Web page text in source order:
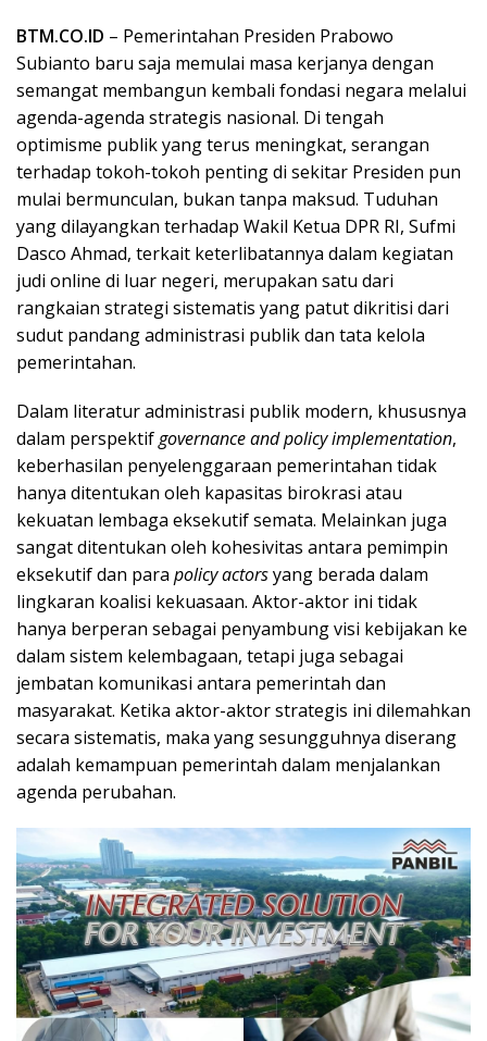
BTM.CO.ID – Pemerintahan Presiden Prabowo
Subianto baru saja memulai masa kerjanya dengan
semangat membangun kembali fondasi negara melalui
agenda-agenda strategis nasional. Di tengah
optimisme publik yang terus meningkat, serangan
terhadap tokoh-tokoh penting di sekitar Presiden pun
mulai bermunculan, bukan tanpa maksud. Tuduhan
yang dilayangkan terhadap Wakil Ketua DPR RI, Sufmi
Dasco Ahmad, terkait keterlibatannya dalam kegiatan
judi online di luar negeri, merupakan satu dari
rangkaian strategi sistematis yang patut dikritisi dari
sudut pandang administrasi publik dan tata kelola
pemerintahan.
Dalam literatur administrasi publik modern, khususnya
dalam perspektifgovernance and policy implementation,
keberhasilan penyelenggaraan pemerintahan tidak
hanya ditentukan oleh kapasitas birokrasi atau
kekuatan lembaga eksekutif semata. Melainkan juga
sangat ditentukan oleh kohesivitas antara pemimpin
eksekutif dan para policy actorsyang berada dalam
lingkaran koalisi kekuasaan. Aktor-aktor ini tidak
hanya berperan sebagai penyambung visi kebijakan ke
dalam sistem kelembagaan, tetapi juga sebagai
jembatan komunikasi antara pemerintah dan
masyarakat. Ketika aktor-aktor strategis ini dilemahkan
secara sistematis, maka yang sesungguhnya diserang
adalah kemampuan pemerintah dalam menjalankan
agenda perubahan.